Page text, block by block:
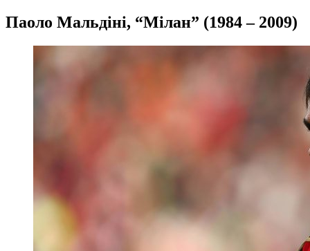
Паоло Мальдіні, “Мілан” (1984 – 2009)